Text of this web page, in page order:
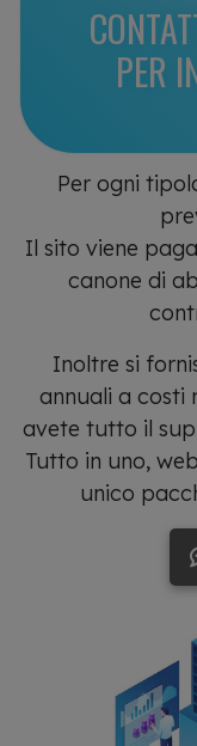
PER
Per ogni
Il sito viene
canone di
Inoltre si
annuali a costi
avete tutto il
Tutto in uno,
unico